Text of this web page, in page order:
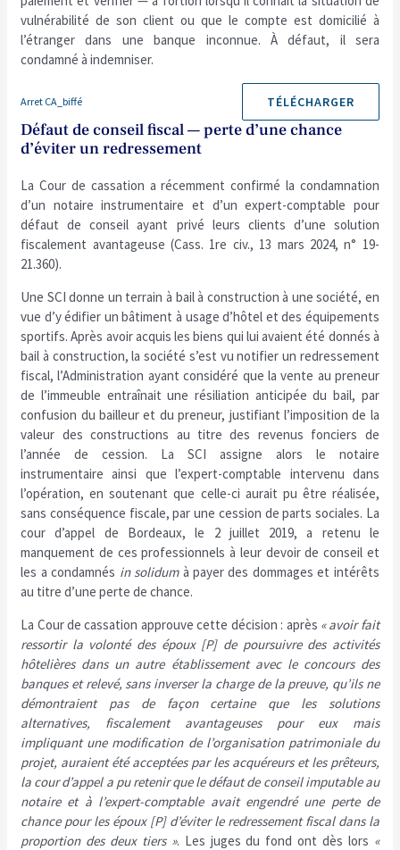
vulnérabilité de son client ou que le compte est domicilié à
l’étranger dans une banque inconnue. À défaut, il sera
condamné à indemniser.
Arret CA_biffé TÉLÉCHARGER
Défaut de conseil fiscal — perte d’une chance
d’éviter un redressement
La Cour de cassation a récemment confirmé la condamnation
d’un notaire instrumentaire et d’un expert-comptable pour
défaut de conseil ayant privé leurs clients d’une solution
fiscalement avantageuse (Cass. 1re civ., 13 mars 2024, n° 19-
21.360).
Une SCI donne un terrain à bail à construction à une société, en
vue d’y édifier un bâtiment à usage d’hôtel et des équipements
sportifs. Après avoir acquis les biens qui lui avaient été donnés à
bail à construction, la société s’est vu notifier un redressement
fiscal, l’Administration ayant considéré que la vente au preneur
de l’immeuble entraînait une résiliation anticipée du bail, par
confusion du bailleur et du preneur, justifiant l’imposition de la
valeur des constructions au titre des revenus fonciers de
l’année de cession. La SCI assigne alors le notaire
instrumentaire ainsi que l’expert-comptable intervenu dans
l’opération, en soutenant que celle-ci aurait pu être réalisée,
sans conséquence fiscale, par une cession de parts sociales. La
cour d’appel de Bordeaux, le 2 juillet 2019, a retenu le
manquement de ces professionnels à leur devoir de conseil et
les a condamnés in solidumà payer des dommages et intérêts
au titre d’une perte de chance.
La Cour de cassation approuve cette décision : après « avoir fait
ressortir la volonté des époux [P] de poursuivre des activités
hôtelières dans un autre établissement avec le concours des
banques et relevé, sans inverser la charge de la preuve, qu’ils ne
démontraient pas de façon certaine que les solutions
alternatives, fiscalement avantageuses pour eux mais
impliquant une modification de l’organisation patrimoniale du
projet, auraient été acceptées par les acquéreurs et les prêteurs,
la cour d’appel a pu retenir que le défaut de conseil imputable au
notaire et à l’expert-comptable avait engendré une perte de
chance pour les époux [P] d’éviter le redressement fiscal dans la
proportion des deux tiers ». Les juges du fond ont dès lors «